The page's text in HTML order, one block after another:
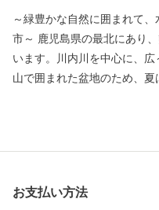
～緑豊かな自然に囲まれて
市～ 鹿児島県の最北にあり、熊本県・宮崎県との県境に位置して
います。川内川を中心に、広
山で囲まれた盆地のため、夏
総務大臣よりふるさと納税
お支払い方法